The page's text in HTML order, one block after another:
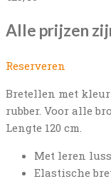
Alle prijzen
Reserveren
Bretellen met kleur
rubber. Voor alle
Lengte 120 cm.
Met leren
Elastische